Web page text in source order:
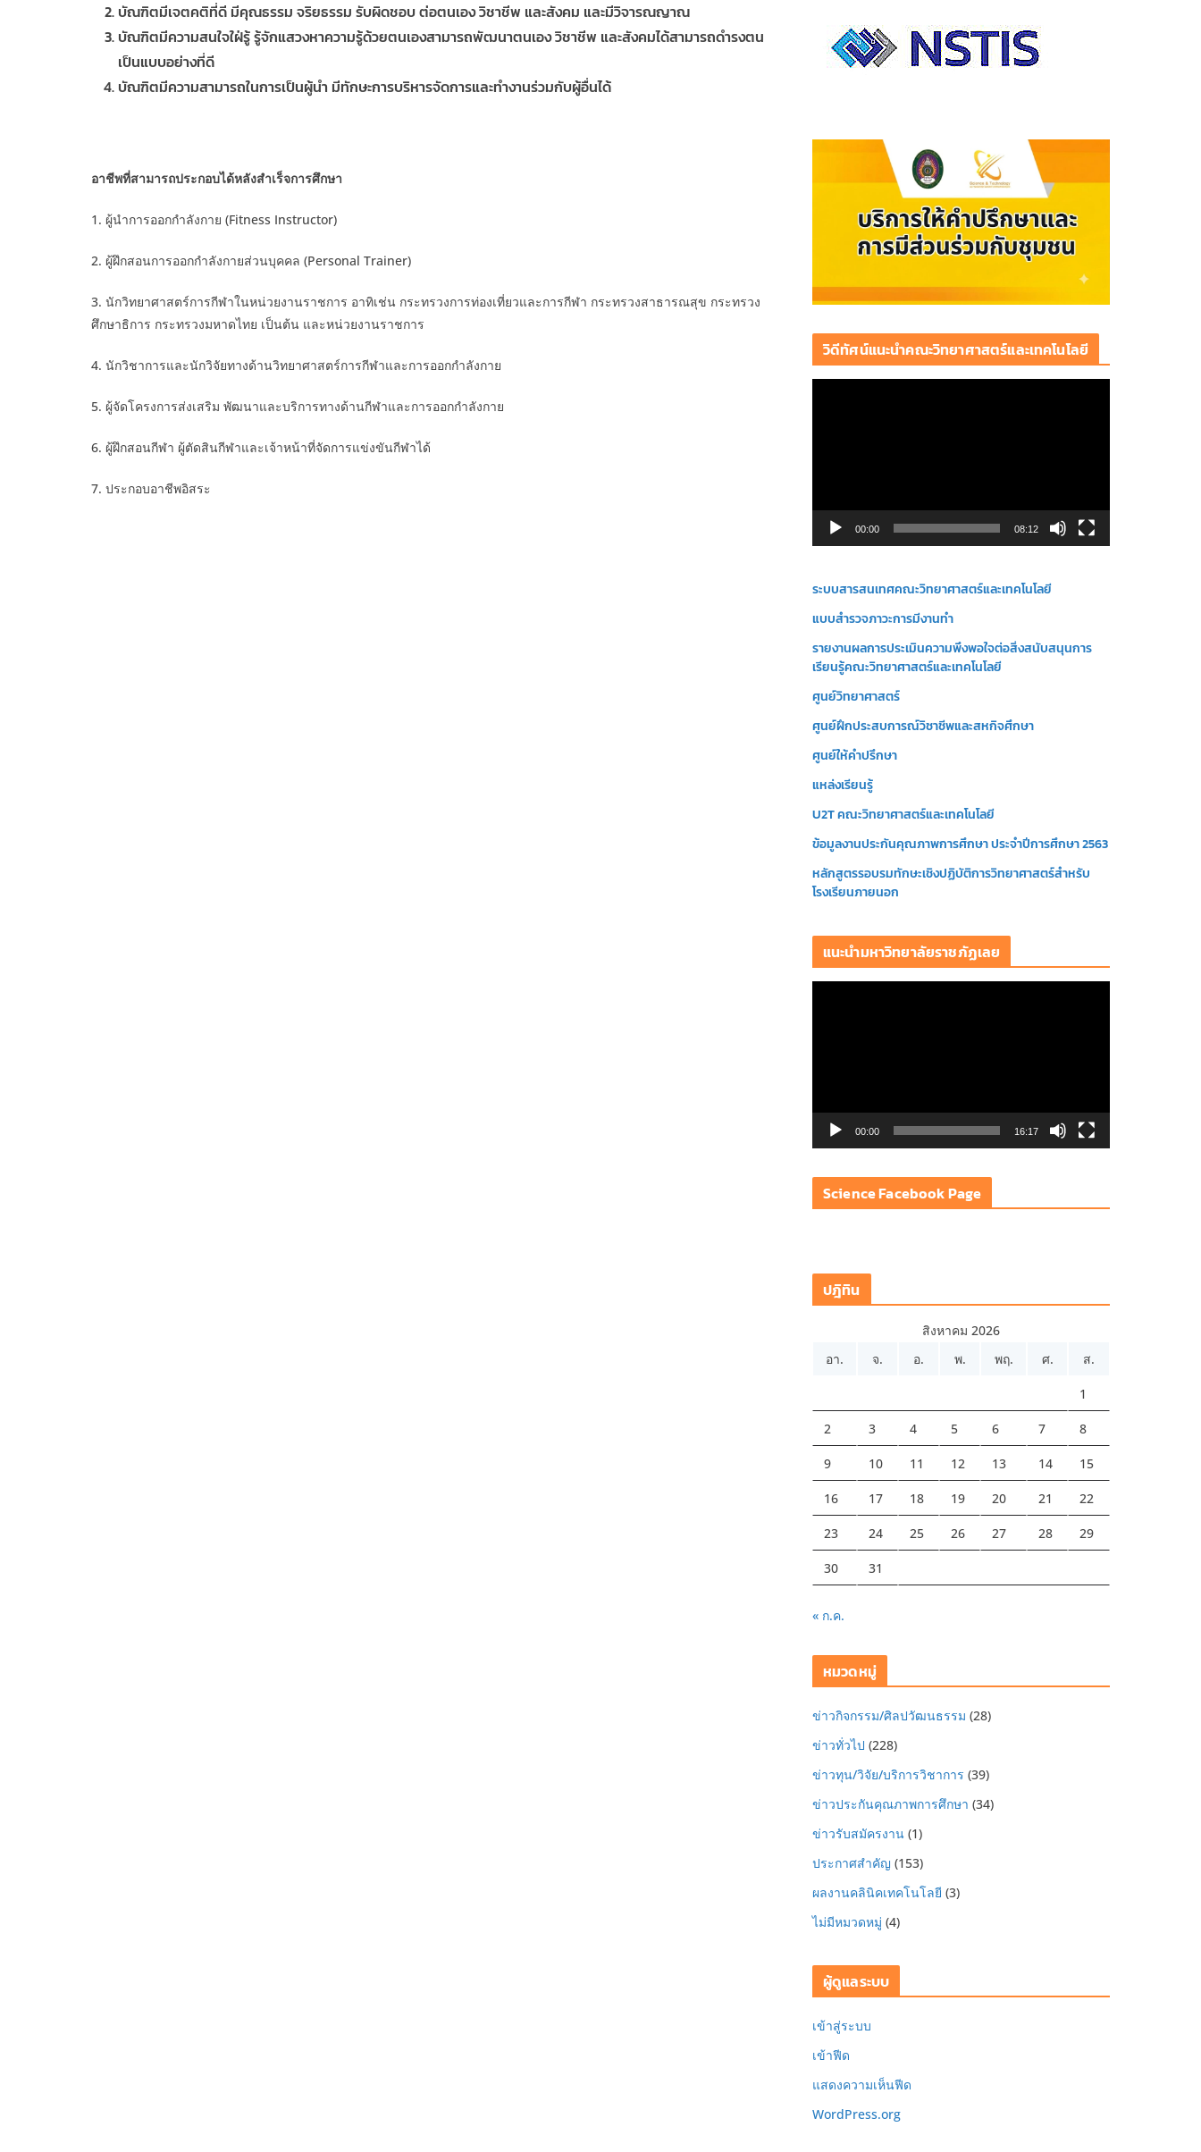
บัณฑิตมีเจตคติที่ดี มีคุณธรรม จริยธรรม รับผิดชอบ ต่อตนเอง วิชาชีพ และสังคม และมีวิจารณญาณ
บัณฑิตมีความสนใจใฝ่รู้ รู้จักแสวงหาความรู้ด้วยตนเองสามารถพัฒนาตนเอง วิชาชีพ และสังคมได้สามารถดำรงตน
เป็นแบบอย่างที่ดี
บัณฑิตมีความสามารถในการเป็นผู้นำ มีทักษะการบริหารจัดการและทำงานร่วมกับผู้อื่นได้
อาชีพที่สามารถประกอบได้หลังสำเร็จการศึกษา
1. ผู้นำการออกกำลังกาย (Fitness Instructor)
2. ผู้ฝึกสอนการออกกำลังกายส่วนบุคคล (Personal Trainer)
3. นักวิทยาศาสตร์การกีฬาในหน่วยงานราชการ อาทิเช่น กระทรวงการท่องเที่ยวและการกีฬา กระทรวงสาธารณสุข กระทรวง
ศึกษาธิการ กระทรวงมหาดไทย เป็นต้น และหน่วยงานราชการ
4. นักวิชาการและนักวิจัยทางด้านวิทยาศาสตร์การกีฬาและการออกกำลังกาย
5. ผู้จัดโครงการส่งเสริม พัฒนาและบริการทางด้านกีฬาและการออกกำลังกาย
6. ผู้ฝึกสอนกีฬา ผู้ตัดสินกีฬาและเจ้าหน้าที่จัดการแข่งขันกีฬาได้
7. ประกอบอาชีพอิสระ
วิดีทัศน์แนะนำคณะวิทยาศาสตร์และเทคโนโลยี
ล์
ดี
โ
00:00 08:12
ระบบสารสนเทศคณะวิทยาศาสตร์และเทคโนโลยี
แบบสำรวจภาวะการมีงานทำ
รายงานผลการประเมินความพึงพอใจต่อสิ่งสนับสนุนการ
เรียนรู้คณะวิทยาศาสตร์และเทคโนโลยี
ศูนย์วิทยาศาสตร์
ศูนย์ฝึกประสบการณ์วิชาชีพและสหกิจศึกษา
ศูนย์ให้คำปรึกษา
แหล่งเรียนรู้
U2T คณะวิทยาศาสตร์และเทคโนโลยี
ข้อมูลงานประกันคุณภาพการศึกษา ประจำปีการศึกษา 2563
หลักสูตรรอบรมทักษะเชิงปฏิบัติการวิทยาศาสตร์สำหรับ
โรงเรียนภายนอก
แนะนำมหาวิทยาลัยราชภัฏเลย
ล์
โ
00:00 16:17
Science Facebook Page
ปฎิทิน
สิงหาคม 2026
อา.
จ. อ. พ. พฤ. ศ. ส.
1
2 3 4 5 6 7 8
9 10 11 12 13 14 15
16 17 18 19 20 21 22
23 24 25 26 27 28 29
30 31
« ก.ค.
หมวดหมู่
ข่าวกิจกรรม/ศิลปวัฒนธรรม (28)
ข่าวทั่วไป (228)
ข่าวทุน/วิจัย/บริการวิชาการ (39)
ข่าวประกันคุณภาพการศึกษา (34)
ข่าวรับสมัครงาน (1)
ประกาศสำคัญ (153)
ผลงานคลินิคเทคโนโลยี (3)
ไม่มีหมวดหมู่ (4)
ผู้ดูแลระบบ
เข้าสู่ระบบ
เข้าฟีด
แสดงความเห็นฟีด
WordPress.org